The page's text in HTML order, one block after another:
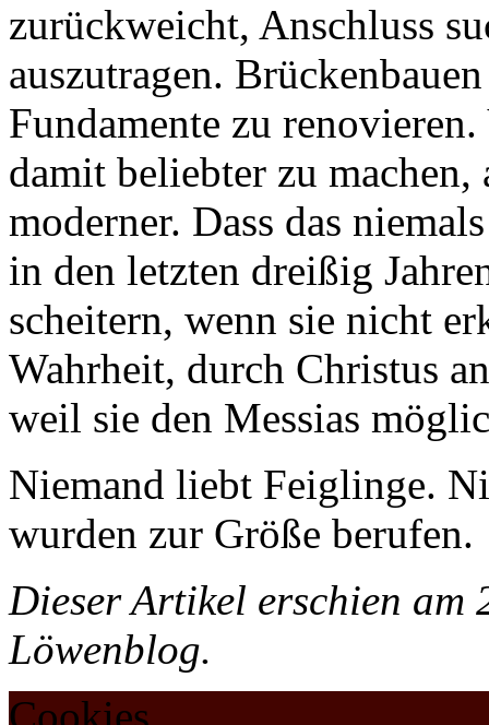
zurückweicht, Anschluss
auszutragen.
Fundamente zu
damit beliebter zu
moderner. Dass das
in den letzten dreißig
scheitern, wenn sie nicht
Wahrheit, durch Christus
weil sie den Messias
Niemand liebt Feiglinge.
wurden zur Größe berufen.
Dieser Artikel erschien am
Löwenblog.